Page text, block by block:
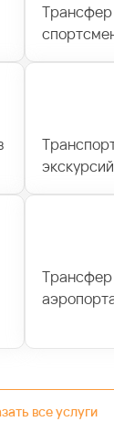
Трансфер
экскурсий
Трансфер
все услуги